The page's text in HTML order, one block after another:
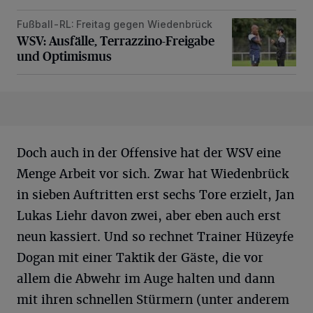
WSV: Ausfälle, Terrazzino-Freigabe und Optimismus
Fußball-RL: Freitag gegen Wiedenbrück
WSV: Ausfälle, Terrazzino-Freigabe
und Optimismus
Doch auch in der Offensive hat der WSV eine
Menge Arbeit vor sich. Zwar hat Wiedenbrück
in sieben Auftritten erst sechs Tore erzielt, Jan
Lukas Liehr davon zwei, aber eben auch erst
neun kassiert. Und so rechnet Trainer Hüzeyfe
Dogan mit einer Taktik der Gäste, die vor
allem die Abwehr im Auge halten und dann
mit ihren schnellen Stürmern (unter anderem